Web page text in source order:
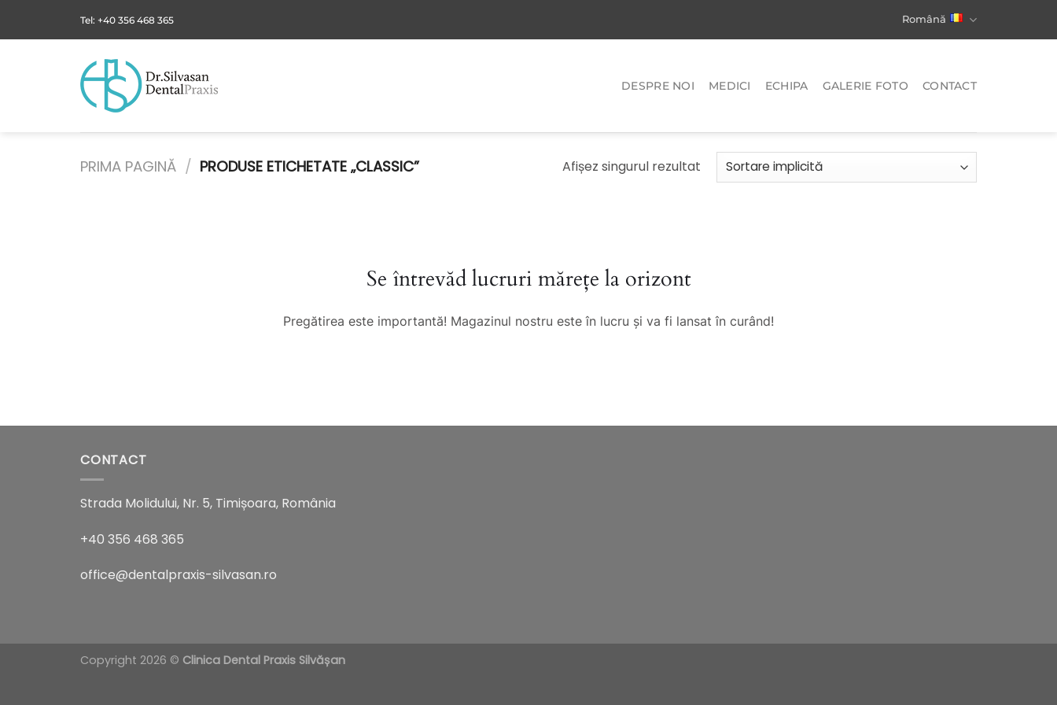
Tel: +40 356 468 365 Română
DESPRE NOI MEDICI ECHIPA GALERIE FOTO CONTACT
PRIMA PAGINĂ / PRODUSE ETICHETATE „CLASSIC”
Afișez singurul rezultat
Se întrevăd lucruri mărețe la orizont
Pregătirea este importantă! Magazinul nostru este în lucru și va fi lansat în curând!
CONTACT
Strada Molidului, Nr. 5, Timișoara, România
+40 356 468 365
office@dentalpraxis-silvasan.ro
Copyright 2026 © Clinica Dental Praxis Silvășan